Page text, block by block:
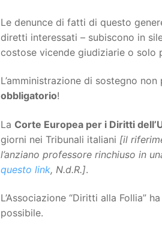
Le denunce di fatti di questo
diretti interessati – subiscono in
costose vicende giudiziarie o solo
L’amministrazione di sostegno
obbligatorio!
La Corte Europea per i Diritti
giorni nei Tribunali italiani [il
l’anziano professore rinchiuso in
questo link, N.d.R.].
L’Associazione “Diritti alla Follia”
possibile.